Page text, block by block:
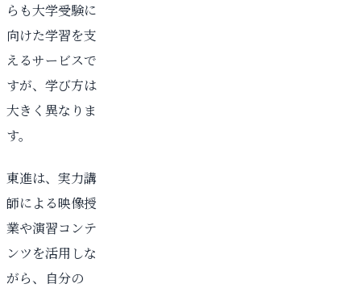
らも大学受験に
向けた学習を支
えるサービスで
すが、学び方は
大きく異なりま
す。
東進は、実力講
師による映像授
業や演習コンテ
ンツを活用しな
がら、自分の